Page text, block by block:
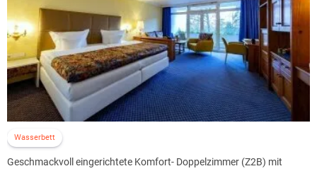
kleinen Snacks für den "späten Hunger".
Täglich frischer Obstkorb an der Rezeption ab 15:00 Uhr.
Wasserbett
Geschmackvoll eingerichtete Komfort- Doppelzimmer (Z2B) mit